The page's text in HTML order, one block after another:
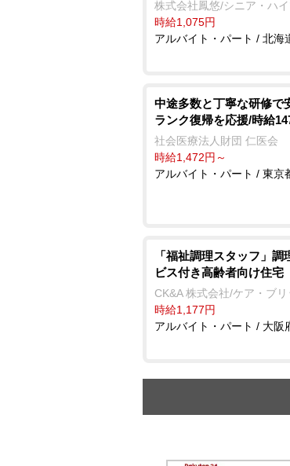
株式会社鳳悠/シニア・ハ
時給1,075円
アルバイト・パート / 北海
中途多数と丁寧な研修で
ランク復帰を応援/時給
社会医療法人財団 仁医会
時給1,472円～
アルバイト・パート / 東京
「福祉調理スタッフ」
ビス付き高齢者向け住宅
CK&A 株式会社/ケア・ブ
時給1,177円
アルバイト・パート / 大阪